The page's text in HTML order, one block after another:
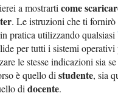
a mostrarticome
. Le istruzioni che ti fornirò
in pratica utilizzando qualsiasi
per tutti i sistemi
le stesse indicazioni sia
è quello distudente, sia
didocente.